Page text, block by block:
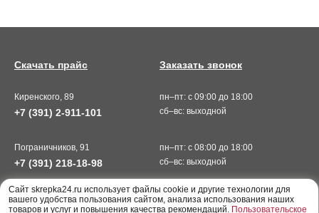
Киренского, 89
+7 (391) 2-911-101
пн–пт: с 09:00 до 18:00
сб–вс: выходной
Пограничников, 91
+7 (391) 218-18-98
пн–пт: с 08:00 до 18:00
сб–вс: выходной
Заказать звонок
Скачать прайс
Cайт skrepka24.ru использует файлы cookie и другие технологии для
вашего удобства пользования сайтом, анализа использования наших
товаров и услуг и повышения качества рекомендаций. Пользовательское